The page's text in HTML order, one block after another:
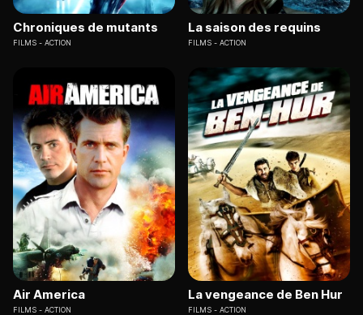
Chroniques de mutants
FILMS ACTION
La saison des requins
FILMS ACTION
Air America
FILMS ACTION
La vengeance de Ben Hur
FILMS ACTION